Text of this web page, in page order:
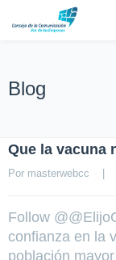
Blog
Que la vacuna
Por masterwebcc
Follow
confianza en la
población